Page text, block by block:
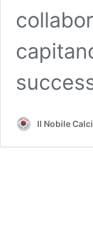
Il Nobile